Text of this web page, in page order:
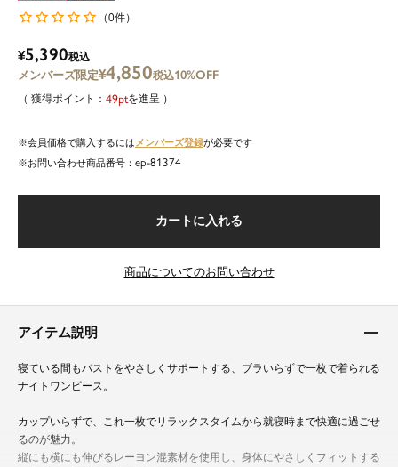
（0件）
¥5,390税込
¥4,850税込10%OFF
49 を進呈
会員価格で購入するには メンバーズ登録が必要です
商品番号
ep-81374
カートに入れる
商品についてのお問い合わせ
アイテム説明
寝ている間もバストをやさしくサポートする、ブラいらずで一枚で着られる
ナイトワンピース。
カップいらずで、これ一枚でリラックスタイムから就寝時まで快適に過ごせ
るのが魅力。
縦にも横にも伸びるレーヨン混素材を使用し、身体にやさしくフィットする